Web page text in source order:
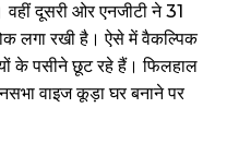
दूसरी ओर एनजीटी ने 31
लगा रखी है। ऐसे में वैकल्पिक
के पसीने छूट रहे हैं। फिलहाल
वाइज कूड़ा घर बनाने पर